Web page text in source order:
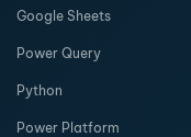
Google Sheets
Power Query
Python
Power Platform